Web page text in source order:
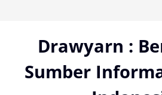
Drawyarn :
Sumber